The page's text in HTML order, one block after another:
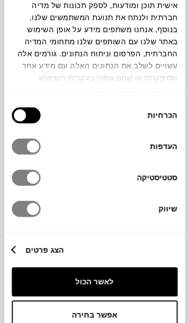
אישית תוכן ומודעות, לספק תכונות של מדיה
חברתית ולנתח את תנועת המשתמשים שלנו.
בנוסף, אנחנו משתפים מידע על אופן השימוש
באתר שלנו עם השותפים שלנו מתחומי המדיה
החברתית, הפרסום וניתוח הנתונים. גורמים אלה
עשויים לשלב את הנתונים האלה עם מידע אחר
שסיפקתם או שהם אספו בעקבות השימוש
הסכמה
הכרחיות
העדפות
סטטיסטיקה
שיווק
הצג פרטים
לאשר הכול
אפשר בחירה
צבעים
KRISTALIA
. מאובזרת בכריות גדולות ומרווחות
שלדה שעשויה אלומיניום קל וממוחזר, בשילוב
שלבי פלסטיק עמידים שמונחים על בסיס הספה
משענות היד והגב מתחברות בקלות הודות
למנגנון הצמדה מהיר. להשלמת פינת הישיבה
הוסיפו את ספה 3 מושבים והכורסה מאותה
הסדרה.
169X90X88H ס"מ